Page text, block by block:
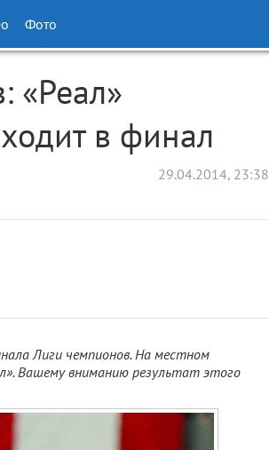
Фото
«Реал»
в финал
29.04.2014, 23:38
Лиги чемпионов. На местном
Вашему вниманию результат этого